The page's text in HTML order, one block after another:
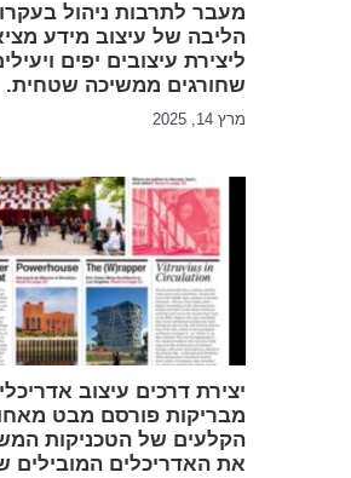
מעבר לתרבות ניהול
הליבה של עיצוב מידע
ליצירת עיצובים יפים
שחורגים ממשיכה שטחית.
מרץ 14, 2025
יצירת דרכים עיצוב
מבריקות פורסם מבט
הקלעים של הטכניקות
את האדריכלים המובילים